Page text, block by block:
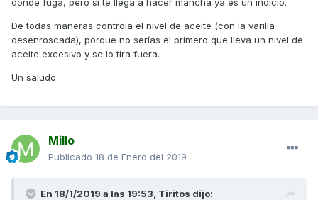
donde fuga, pero si te llega a hacer mancha ya es un indicio.
De todas maneras controla el nivel de aceite (con la varilla
desenroscada), porque no serías el primero que lleva un nivel de
aceite excesivo y se lo tira fuera.
Un saludo
Millo
Publicado 18 de Enero del 2019
En 18/1/2019 a las 19:53, Tiritos dijo: